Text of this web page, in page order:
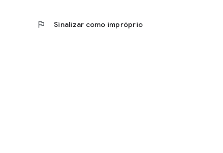
flag Sinalizar como impróprio